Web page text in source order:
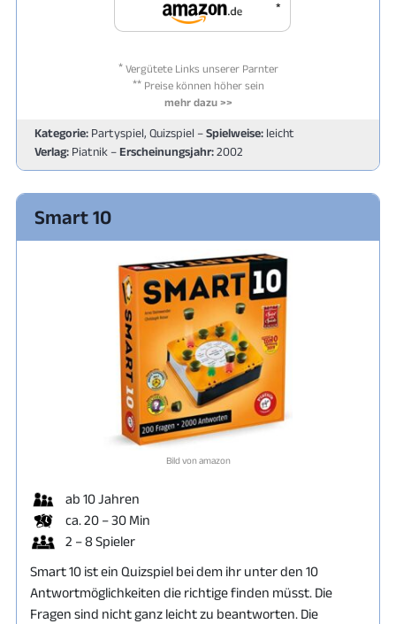
*
*Vergütete Links unserer Parnter
**Preise können höher sein
mehr dazu >>
Kategorie: Partyspiel, Quizspiel –Spielweise: leicht
Verlag: Piatnik – Erscheinungsjahr:2002
Smart 10
Bild von amazon
ab 10 Jahren
ca. 20 – 30 Min
2 – 8 Spieler
Smart 10 ist ein Quizspiel bei dem ihr unter den 10
Antwortmöglichkeiten die richtige finden müsst. Die
Fragen sind nicht ganz leicht zu beantworten. Die